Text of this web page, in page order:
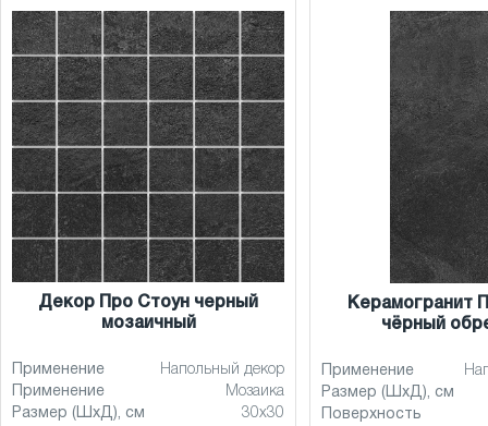
Декор Про Стоун черный
мозаичный
Применение
Напольный декор
Применение
Мозаика
Размер (ШхД), см
30x30
Керамогранит
чёрный
Применение
Размер (ШхД), см
Поверхность